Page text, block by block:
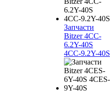
Запчасти
Bitzer 4CC-
6.2Y-40S
4CC-9.2Y-40S